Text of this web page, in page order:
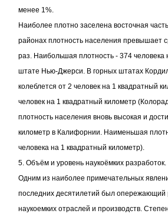
менее 1%.
Наиболее плотно заселена восточная
районах плотность населения превышает
раз. Наибольшая плотность - 374 человека
штате Нью-Джерси. В горных штатах
колеблется от 2 человек на 1 квадратный
человек на 1 квадратный километр
плотность населения вновь высокая и
километр в Калифорнии. Наименьшая
человека на 1 квадратный километр).
5. Объём и уровень наукоёмких разработок.
Одним из наиболее примечательных
последних десятилетий был опережающий
наукоемких отраслей и производств.